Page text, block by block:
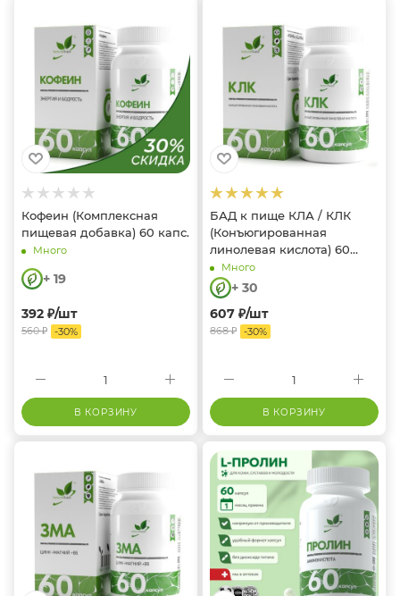
Кофеин (Комплексная
пищевая добавка) 60 капс.
Много
+ 19
392 ₽/шт
560₽ -30%
В КОРЗИНУ
БАД к пище КЛА / КЛК
(Конъюгированная
линолевая кислота) 60
капс.
Много
+ 30
607 ₽/шт
868₽ -30%
В КОРЗИНУ